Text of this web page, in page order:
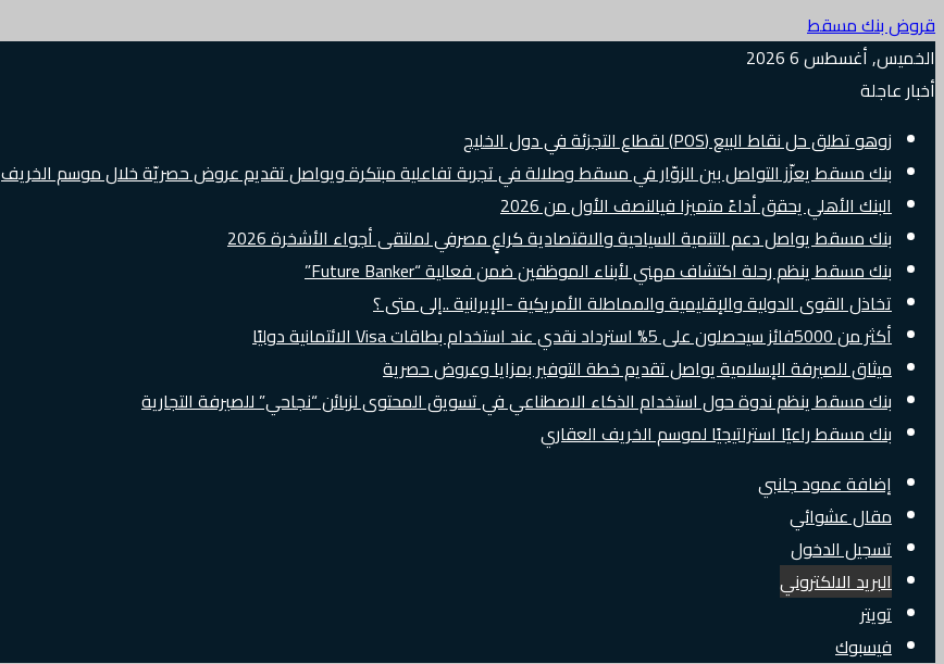
قروض بنك مسقط
الخميس, أغسطس 6 2026
أخبار عاجلة
زوهو تطلق حل نقاط البيع (POS) لقطاع التجزئة في دول الخليج
بنك مسقط يعزّز التواصل بين الزوّار في مسقط وصلالة في تجربة تفاعلية مبتكرة ويواصل تقديم عروض حصريّة خلال موسم الخريف
البنك الأهلي يحقق أداءً متميزا فيالنصف الأول من 2026
بنك مسقط يواصل دعم التنمية السياحية والاقتصادية كراعٍ مصرفي لملتقى أجواء الأشخرة 2026
بنك مسقط ينظم رحلة اكتشاف مهني لأبناء الموظفين ضمن فعالية “Future Banker”
تخاذل القوى الدولية والإقليمية والمماطلة الأمريكية -الإيرانية ..إلى متى ؟
أكثر من 5000فائز سيحصلون على 5% استرداد نقدي عند استخدام بطاقات Visa الائتمانية دوليًا
ميثاق للصيرفة الإسلامية يواصل تقديم خطة التوفير بمزايا وعروض حصرية
بنك مسقط ينظم ندوة حول استخدام الذكاء الاصطناعي في تسويق المحتوى لزبائن “نجاحي” للصيرفة التجارية
بنك مسقط راعيًا استراتيجيًا لموسم الخريف العقاري
إضافة عمود جانبي
مقال عشوائي
تسجيل الدخول
البريد الالكتروني
تويتر
فيسبوك